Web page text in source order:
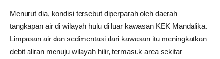
Menurut dia, kondisi tersebut diperparah oleh daerah
tangkapan air di wilayah hulu di luar kawasan KEK Mandalika.
Limpasan air dan sedimentasi dari kawasan itu meningkatkan
debit aliran menuju wilayah hilir, termasuk area sekitar